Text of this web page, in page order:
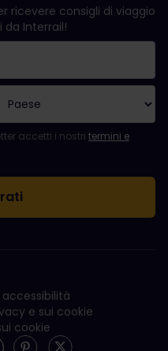
ricevere consigli di viaggio
Interrail!
successo.
l'iscrizione alla newsletter.
i termini e le condizioni.
accetti i nostri termini e
e sui cookie
cookie